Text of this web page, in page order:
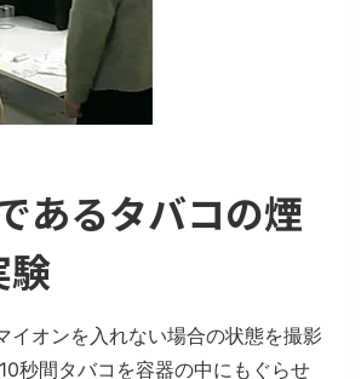
あるタバコの煙
験
イオンを入れない場合の状態を撮影
秒間タバコを容器の中にもぐらせ